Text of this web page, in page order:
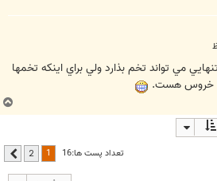
مي تواند تخم بذارد ولي براي اينکه تخمها
خروس هست.
ب
ا
تعداد پست ها:16 2 بعدی